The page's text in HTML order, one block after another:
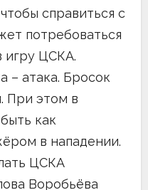
справиться с
потребоваться
игру ЦСКА.
– атака. Бросок
При этом в
как
в нападении.
ЦСКА
Воробьёва